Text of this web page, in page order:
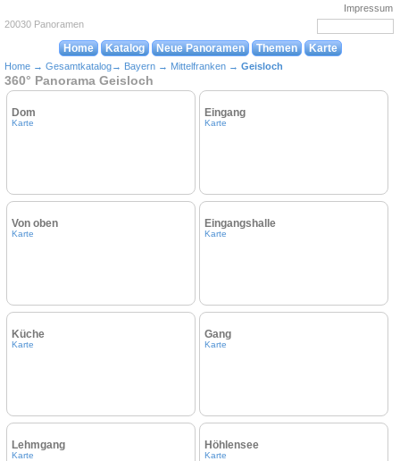
Impressum
20030 Panoramen
Home Katalog Neue Panoramen Themen Karte
Home → Gesamtkatalog→ Bayern → Mittelfranken → Geisloch
360° Panorama Geisloch
Dom
Karte
Eingang
Karte
Von oben
Karte
Eingangshalle
Karte
Küche
Karte
Gang
Karte
Lehmgang
Karte
Höhlensee
Karte